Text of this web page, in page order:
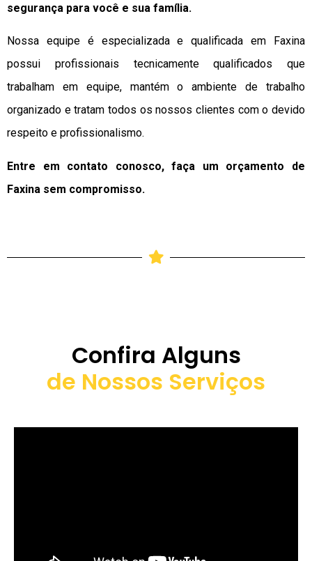
segurança para você e sua família.
Nossa equipe é especializada e qualificada em Faxina
possui profissionais tecnicamente qualificados que
trabalham em equipe, mantém o ambiente de trabalho
organizado e tratam todos os nossos clientes com o devido
respeito e profissionalismo.
Entre em contato conosco, faça um orçamento de
Faxina sem compromisso.
Confira Alguns
de Nossos Serviços